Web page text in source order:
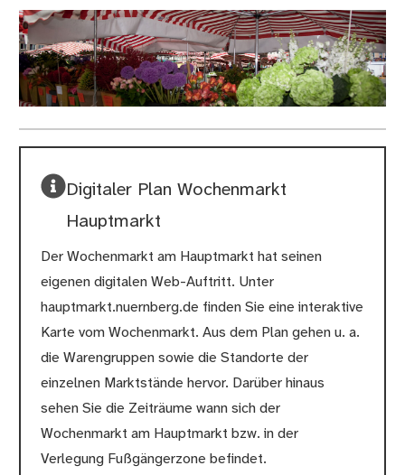
Digitaler Plan Wochenmarkt
Hauptmarkt
Der Wochenmarkt am Hauptmarkt hat seinen
eigenen digitalen Web-Auftritt. Unter
hauptmarkt.nuernberg.de finden Sie eine interaktive
Karte vom Wochenmarkt. Aus dem Plan gehen u. a.
die Warengruppen sowie die Standorte der
einzelnen Marktstände hervor. Darüber hinaus
sehen Sie die Zeiträume wann sich der
Wochenmarkt am Hauptmarkt bzw. in der
Verlegung Fußgängerzone befindet.